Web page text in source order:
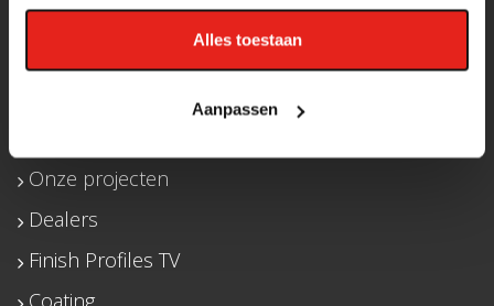
Alles toestaan
Aanpassen
Duurzaam bouwen met zekerheid
Overspanningstabellen
Onze projecten
Dealers
Finish Profiles TV
Coating